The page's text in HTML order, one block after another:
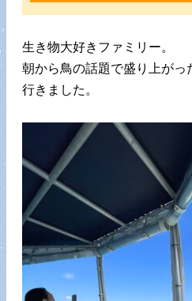
生き物大好きファミリー。
朝から鳥の話題で盛り上がっ
行きました。